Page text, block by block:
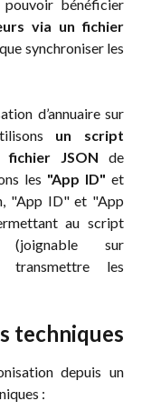
bénéficier
via un fichier
synchroniser les
d’annuaire sur
un script
fichier JSON de
les "App ID" et
"App ID" et "App
au script
sur
les
techniques
depuis un
: